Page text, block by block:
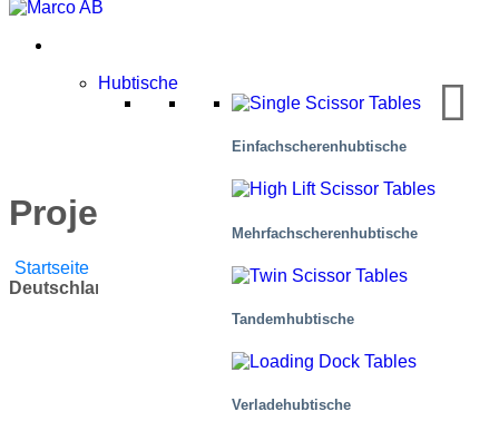
Hubtische
Einfachscherenhubtische
Mehr­fachscher­en­hub­tische
Tandemhubtische
Verladehubtische
Projekt: Deutschland
Startseite Firmennachrichten /Projekt:
Deutschland